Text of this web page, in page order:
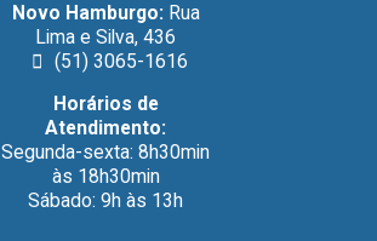
Novo Hamburgo: Rua
Lima e Silva, 436
(51) 3065-1616
Horários de
Atendimento:
Segunda-sexta: 8h30min
às 18h30min
Sábado: 9h às 13h